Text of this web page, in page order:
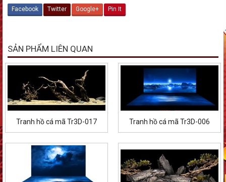
Facebook Twitter Google+ Pin It
SẢN PHẨM LIÊN QUAN
Tranh hồ cá mã Tr3D-017 Tranh hồ cá mã Tr3D-006